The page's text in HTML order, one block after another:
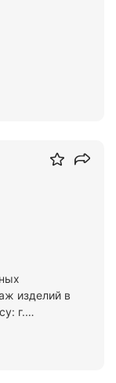
изделий в
г.